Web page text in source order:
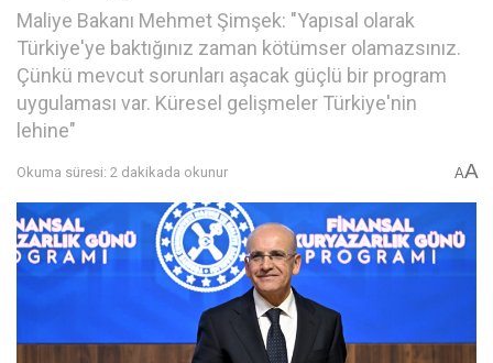
Maliye Bakanı Mehmet Şimşek: "Yapısal olarak
Türkiye'ye baktığınız zaman kötümser olamazsınız.
Çünkü mevcut sorunları aşacak güçlü bir program
uygulaması var. Küresel gelişmeler Türkiye'nin
lehine"
Okuma süresi: 2 dakikada okunur AA